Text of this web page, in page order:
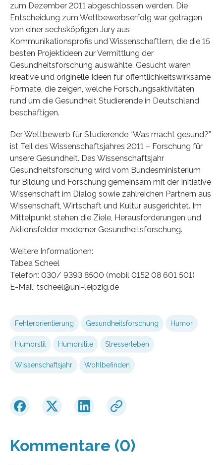
zum Dezember 2011 abgeschlossen werden. Die
Entscheidung zum Wettbewerbserfolg war getragen
von einer sechsköpfigen Jury aus
Kommunikationsprofis und Wissenschaftlern, die die 15
besten Projektideen zur Vermittlung der
Gesundheitsforschung auswählte. Gesucht waren
kreative und originelle Ideen für öffentlichkeitswirksame
Formate, die zeigen, welche Forschungsaktivitäten
rund um die Gesundheit Studierende in Deutschland
beschäftigen.
Der Wettbewerb für Studierende “Was macht gesund?”
ist Teil des Wissenschaftsjahres 2011 – Forschung für
unsere Gesundheit. Das Wissenschaftsjahr
Gesundheitsforschung wird vom Bundesministerium
für Bildung und Forschung gemeinsam mit der Initiative
Wissenschaft im Dialog sowie zahlreichen Partnern aus
Wissenschaft, Wirtschaft und Kultur ausgerichtet. Im
Mittelpunkt stehen die Ziele, Herausforderungen und
Aktionsfelder moderner Gesundheitsforschung.
Weitere Informationen:
Tabea Scheel
Telefon: 030/ 9393 8500 (mobil 0152 08 601 501)
E-Mail: tscheel@uni-leipzig.de
Fehlerorientierung Gesundheitsforschung Humor
Humorstil Humorstile Stresserleben
Wissenschaftsjahr Wohlbefinden
Kommentare (0)